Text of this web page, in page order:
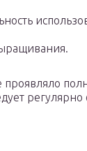
проявляло
регулярно